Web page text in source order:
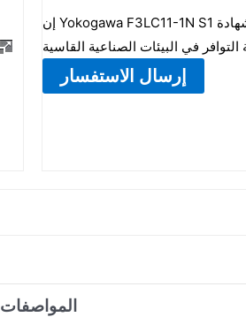
إن Yokogawa F3LC11-1N S1 هي وحدة حل منطقي معتمدة بشهادة SIL3 مع تكرار احتياطي ساخن،
إرسال الاستفسار
المواصفات